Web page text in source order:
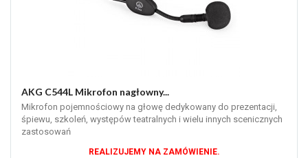
AKG C544L Mikrofon nagłowny...
Mikrofon pojemnościowy na głowę dedykowany do prezentacji,
śpiewu, szkoleń, występów teatralnych i wielu innych scenicznych
zastosowań
REALIZUJEMY NA ZAMÓWIENIE.